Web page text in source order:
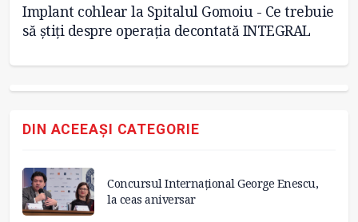
Implant cohlear la Spitalul Gomoiu - Ce trebuie
să știți despre operația decontată INTEGRAL
DIN ACEEAȘI CATEGORIE
Concursul Internațional George Enescu,
la ceas aniversar